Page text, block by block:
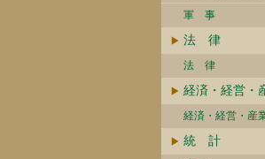
軍 事
法 律
法 律
経済・経営・
経済・経営・産
統 計